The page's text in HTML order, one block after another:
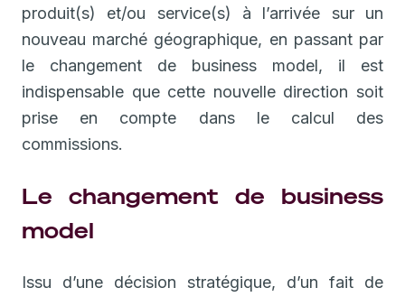
produit(s) et/ou service(s) à l’arrivée sur un
nouveau marché géographique, en passant par
le changement de business model, il est
indispensable que cette nouvelle direction soit
prise en compte dans le calcul des
commissions.
Le changement de business
model
Issu d’une décision stratégique, d’un fait de